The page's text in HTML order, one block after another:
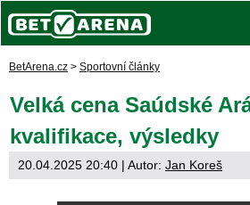
BetArena.cz > Sportovní články
Velká cena Saúdské
kvalifikace, výsledky
20.04.2025 20:40 | Autor: Jan Koreš